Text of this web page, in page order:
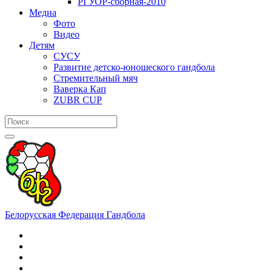
Медиа
Фото
Видео
Детям
СУСУ
Развитие детско-юношеского гандбола
Стремительный мяч
Ваверка Кап
ZUBR CUP
Белорусская Федерация Гандбола